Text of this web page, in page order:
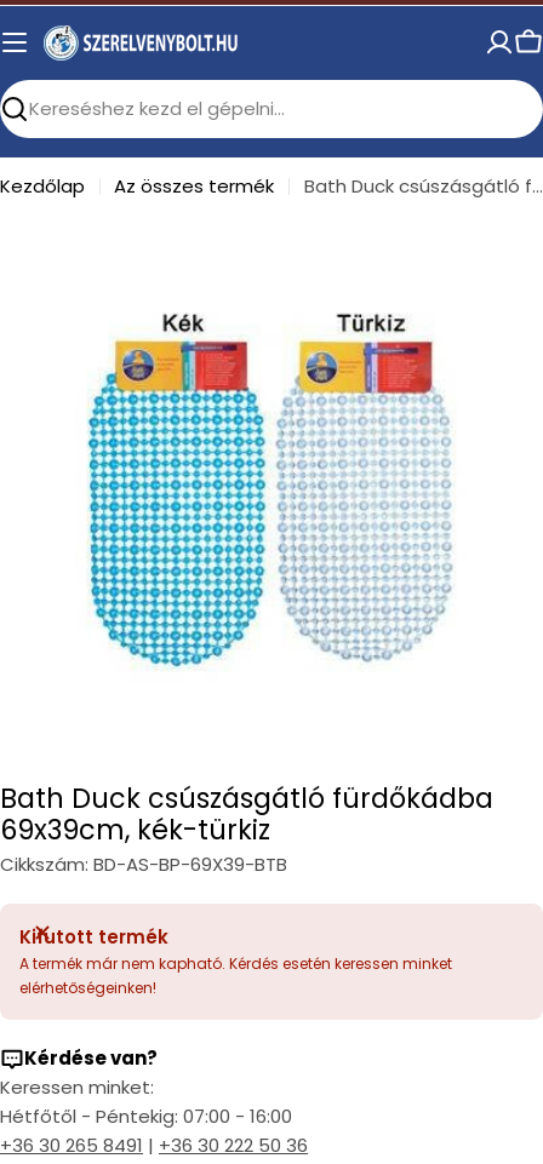
Skip
to
Search
Kezdőlap Az összes termék Bath Duck csúszásgátló fürdőkádba 69x39cm, kék-türkiz
media 0 in modal
Bath Duck csúszásgátló fürdőkádba
69x39cm, kék-türkiz
Cikkszám: BD-AS-BP-69X39-BTB
Kifutott termék
A termék már nem kapható. Kérdés esetén keressen minket
elérhetőségeinken!
Kérdése van?
Keressen minket:
Hétfőtől - Péntekig: 07:00 - 16:00
+36 30 265 8491 | +36 30 222 50 36